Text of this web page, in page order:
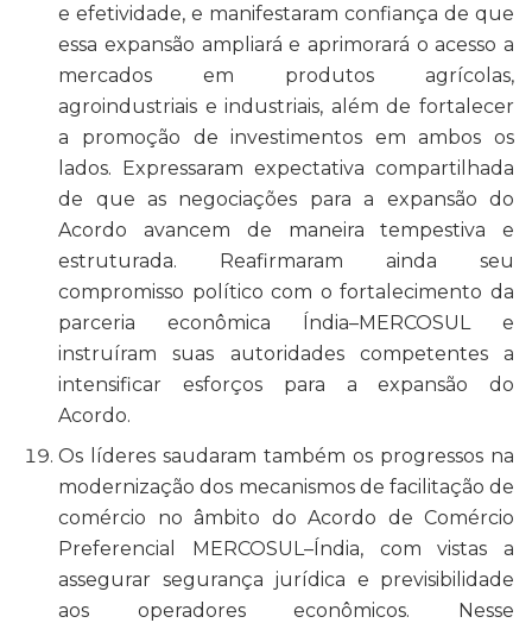
e efetividade, e manifestaram confiança de que
essa expansão ampliará e aprimorará o acesso a
mercados em produtos agrícolas,
agroindustriais e industriais, além de fortalecer
a promoção de investimentos em ambos os
lados. Expressaram expectativa compartilhada
de que as negociações para a expansão do
Acordo avancem de maneira tempestiva e
estruturada. Reafirmaram ainda seu
compromisso político com o fortalecimento da
parceria econômica Índia–MERCOSUL e
instruíram suas autoridades competentes a
intensificar esforços para a expansão do
Acordo.
Os líderes saudaram também os progressos na
modernização dos mecanismos de facilitação de
comércio no âmbito do Acordo de Comércio
Preferencial MERCOSUL–Índia, com vistas a
assegurar segurança jurídica e previsibilidade
aos operadores econômicos. Nesse